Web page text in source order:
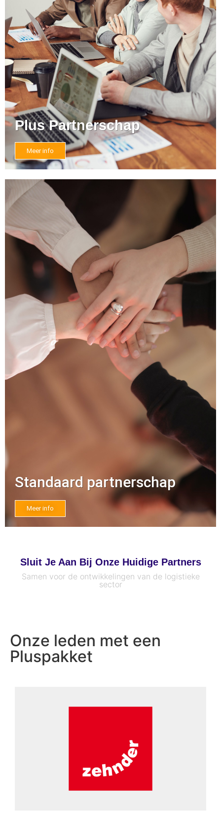
Plus Partnerschap
Meer info
Standaard partnerschap
Meer info
Sluit Je Aan Bij Onze Huidige Partners
Samen voor de ontwikkelingen van de logistieke
sector
Onze leden met een
Pluspakket